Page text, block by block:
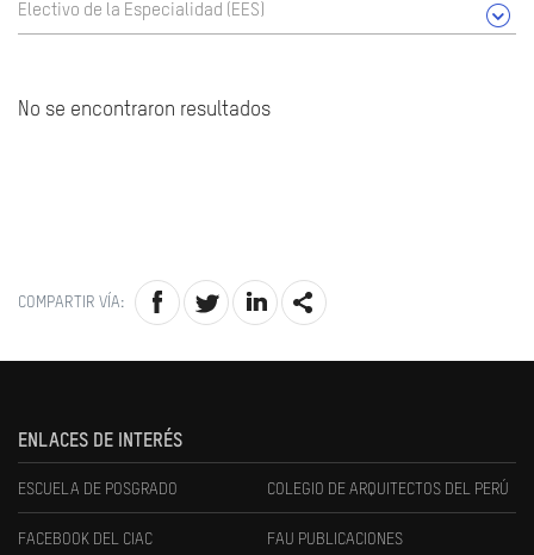
Electivo de la Especialidad (EES)
No se encontraron resultados
COMPARTIR VÍA:
ENLACES DE INTERÉS
ESCUELA DE POSGRADO COLEGIO DE ARQUITECTOS DEL PERÚ
FACEBOOK DEL CIAC FAU PUBLICACIONES